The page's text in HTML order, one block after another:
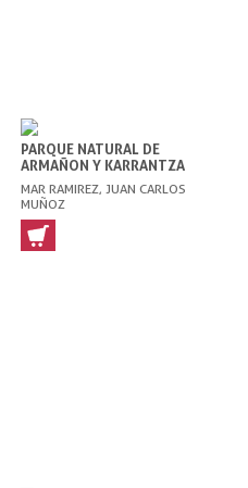
PARQUE NATURAL DE
ARMAÑON Y KARRANTZA
MAR RAMIREZ, JUAN CARLOS
MUÑOZ